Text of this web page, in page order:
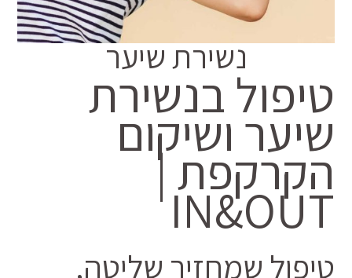
נשירת שיער
טיפול בנשירת
שיער ושיקום
הקרקפת |
IN&OUT
טיפול שמחזיר שליטה,